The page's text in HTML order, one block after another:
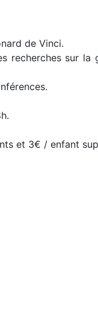
de Vinci.
sur la
et 3€ / enfant